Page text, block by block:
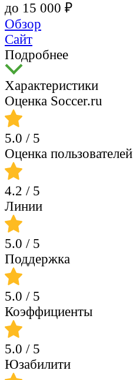
до 15 000 ₽
Обзор
Сайт
Подробнее
Характеристики
Оценка Soccer.ru
5.0 / 5
Оценка пользователей
4.2 / 5
Линии
5.0 / 5
Поддержка
5.0 / 5
Коэффициенты
5.0 / 5
Юзабилити